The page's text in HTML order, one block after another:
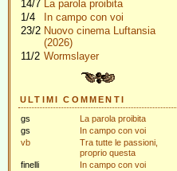
14/7 La parola proibita
1/4
In campo con voi
23/2 Nuovo cinema Luftansia
(2026)
11/2 Wormslayer
ULTIMI COMMENTI
gs
La parola proibita
gs
In campo con voi
vb
Tra tutte le passioni,
proprio questa
finelli
In campo con voi